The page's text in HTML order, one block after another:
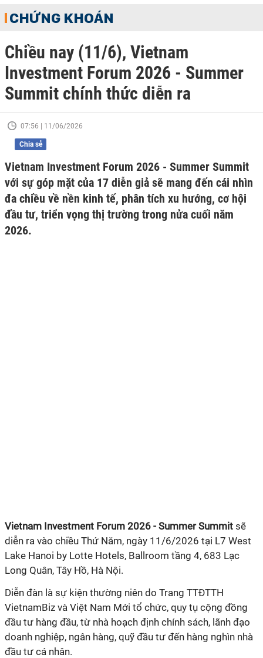
CHỨNG KHOÁN
Chiều nay (11/6), Vietnam
Investment Forum 2026 - Summer
Summit chính thức diễn ra
07:56 | 11/06/2026
Chia sẻ
Vietnam Investment Forum 2026 - Summer Summit
với sự góp mặt của 17 diễn giả sẽ mang đến cái nhìn
đa chiều về nền kinh tế, phân tích xu hướng, cơ hội
đầu tư, triển vọng thị trường trong nửa cuối năm
2026.
Vietnam Investment Forum 2026 - Summer Summit sẽ
diễn ra vào chiều Thứ Năm, ngày 11/6/2026 tại L7 West
Lake Hanoi by Lotte Hotels, Ballroom tầng 4, 683 Lạc
Long Quân, Tây Hồ, Hà Nội.
Diễn đàn là sự kiện thường niên do Trang TTĐTTH
VietnamBiz và Việt Nam Mới tổ chức, quy tụ cộng đồng
đầu tư hàng đầu, từ nhà hoạch định chính sách, lãnh đạo
doanh nghiệp, ngân hàng, quỹ đầu tư đến hàng nghìn nhà
đầu tư cá nhân.